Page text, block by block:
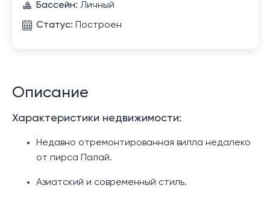
Бассейн: Личный
Статус: Построен
Описание
Характеристики недвижимости:
Недавно отремонтированная вилла недалеко
от пирса Палай.
Азиатский и современный стиль.